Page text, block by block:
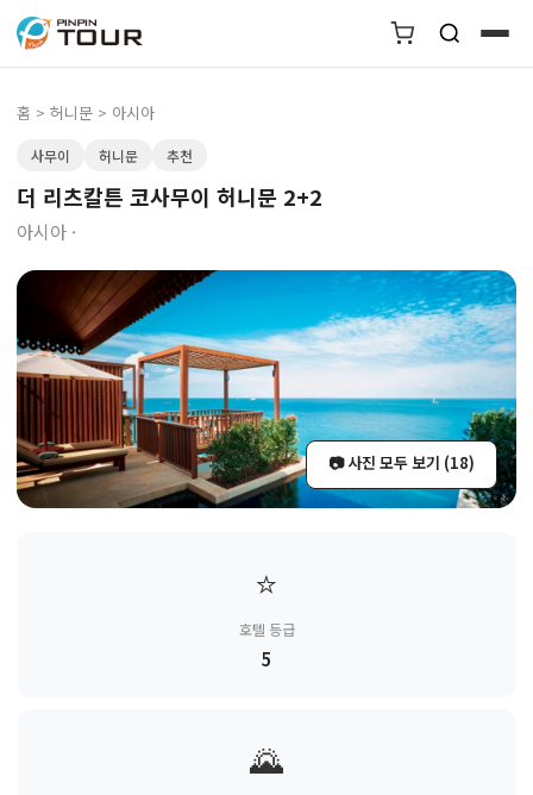
홈 > 허니문 > 아시아
사무이 허니문 추천
더 리츠칼튼 코사무이 허니문 2+2
아시아 ·
📷 사진 모두 보기 (18)
⭐
호텔 등급
5
🌄